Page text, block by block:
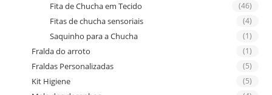
Fita de Chucha em Tecido (46)
Fitas de chucha sensoriais (4)
Saquinho para a Chucha (1)
Fralda do arroto (1)
Fraldas Personalizadas (5)
Kit Higiene (5)